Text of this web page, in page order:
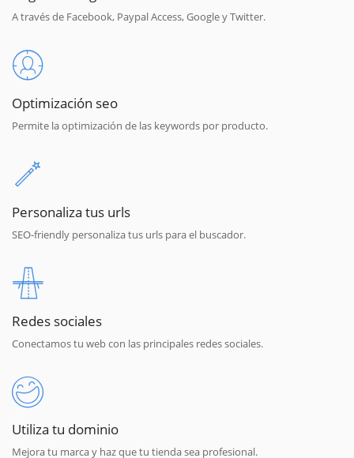
A través de Facebook, Paypal Access, Google y Twitter.
Optimización seo
Permite la optimización de las keywords por producto.
Personaliza tus urls
SEO-friendly personaliza tus urls para el buscador.
Redes sociales
Conectamos tu web con las principales redes sociales.
Utiliza tu dominio
Mejora tu marca y haz que tu tienda sea profesional.